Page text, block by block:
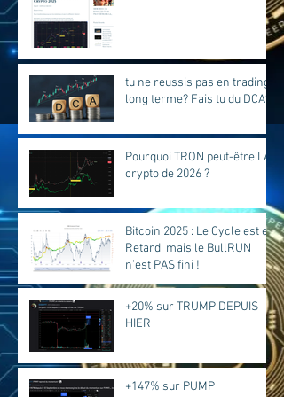
tu ne reussis pas en trading
long terme? Fais tu du DCA?
Pourquoi TRON peut-être LA
crypto de 2026 ?
Bitcoin 2025 : Le Cycle est en
Retard, mais le BullRUN
n’est PAS fini !
+20% sur TRUMP DEPUIS
HIER
+147% sur PUMP